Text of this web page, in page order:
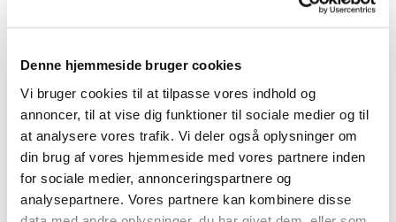
Denne hjemmeside bruger cookies
Vi bruger cookies til at tilpasse vores indhold og
annoncer, til at vise dig funktioner til sociale medier og til
at analysere vores trafik. Vi deler også oplysninger om
din brug af vores hjemmeside med vores partnere inden
for sociale medier, annonceringspartnere og
analysepartnere. Vores partnere kan kombinere disse
Referat af Ordinær Generalforsamling
2023
Referat af møde i bestyrelsen for Hørsholm Sogns
Menighedspleje den 9. 2. 2023
Referat af bestyrelsesmøde i Menighedsplejen 25.4
2023